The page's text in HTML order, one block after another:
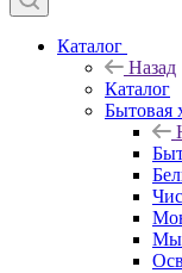
Каталог
Назад
Каталог
Бытовая